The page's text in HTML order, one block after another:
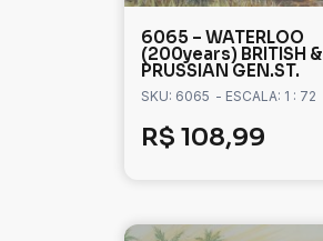
6065 – WATERLOO
(200years) BRITISH &
PRUSSIAN GEN.ST.
SKU: 6065 - ESCALA: 1 : 72
R$ 108,99